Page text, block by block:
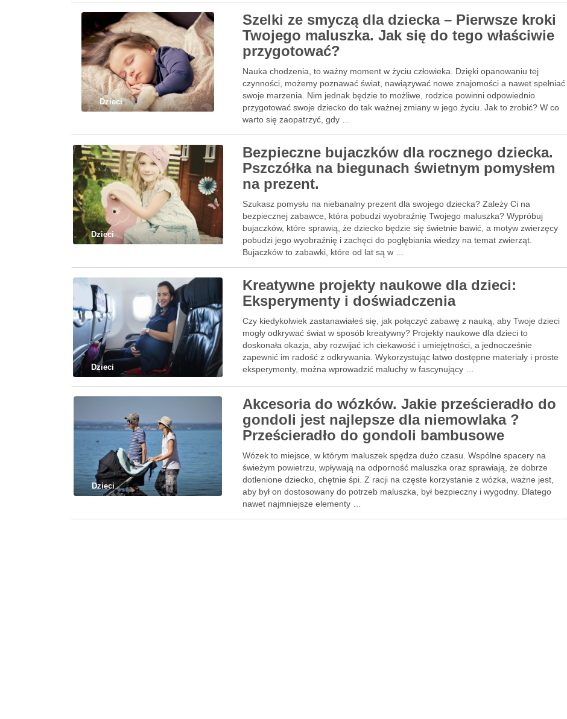
Dzieci
Szelki ze smyczą dla dziecka – Pierwsze kroki
Twojego maluszka. Jak się do tego właściwie
przygotować?
Nauka chodzenia, to ważny moment w życiu człowieka. Dzięki opanowaniu tej
czynności, możemy poznawać świat, nawiązywać nowe znajomości a nawet spełniać
swoje marzenia. Nim jednak będzie to możliwe, rodzice powinni odpowiednio
przygotować swoje dziecko do tak ważnej zmiany w jego życiu. Jak to zrobić? W co
warto się zaopatrzyć, gdy …
Dzieci
Bezpieczne bujaczków dla rocznego dziecka.
Pszczółka na biegunach świetnym pomysłem
na prezent.
Szukasz pomysłu na niebanalny prezent dla swojego dziecka? Zależy Ci na
bezpiecznej zabawce, która pobudzi wyobraźnię Twojego maluszka? Wypróbuj
bujaczków, które sprawią, że dziecko będzie się świetnie bawić, a motyw zwierzęcy
pobudzi jego wyobraźnię i zachęci do pogłębiania wiedzy na temat zwierząt.
Bujaczków to zabawki, które od lat są w …
Dzieci
Kreatywne projekty naukowe dla dzieci:
Eksperymenty i doświadczenia
Czy kiedykolwiek zastanawiałeś się, jak połączyć zabawę z nauką, aby Twoje dzieci
mogły odkrywać świat w sposób kreatywny? Projekty naukowe dla dzieci to
doskonała okazja, aby rozwijać ich ciekawość i umiejętności, a jednocześnie
zapewnić im radość z odkrywania. Wykorzystując łatwo dostępne materiały i proste
eksperymenty, można wprowadzić maluchy w fascynujący …
Dzieci
Akcesoria do wózków. Jakie prześcieradło do
gondoli jest najlepsze dla niemowlaka ?
Prześcieradło do gondoli bambusowe
Wózek to miejsce, w którym maluszek spędza dużo czasu. Wspólne spacery na
świeżym powietrzu, wpływają na odporność maluszka oraz sprawiają, że dobrze
dotlenione dziecko, chętnie śpi. Z racji na częste korzystanie z wózka, ważne jest,
aby był on dostosowany do potrzeb maluszka, był bezpieczny i wygodny. Dlatego
nawet najmniejsze elementy …